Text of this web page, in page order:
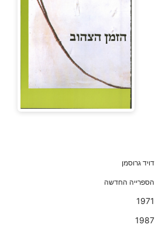
דויד גרוסמן
הספרייה החדשה
1971
1987